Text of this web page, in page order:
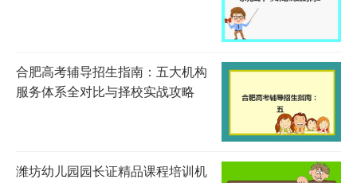
合肥高考辅导招生指南：五大机构
服务体系全对比与择校实战攻略
潍坊幼儿园园长证精品课程培训机